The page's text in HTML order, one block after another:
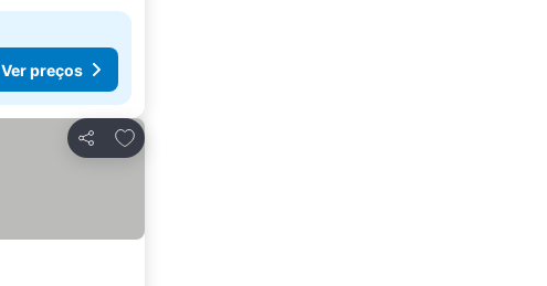
Ver preços
Partilhar
Adicionar aos favoritos